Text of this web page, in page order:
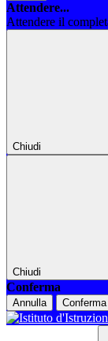
Attendere...
Attendere il
Chiudi
Chiudi
Conferma
Annulla Conferma